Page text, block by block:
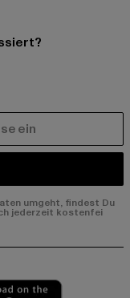
umgeht, findest Du
jederzeit kostenfei